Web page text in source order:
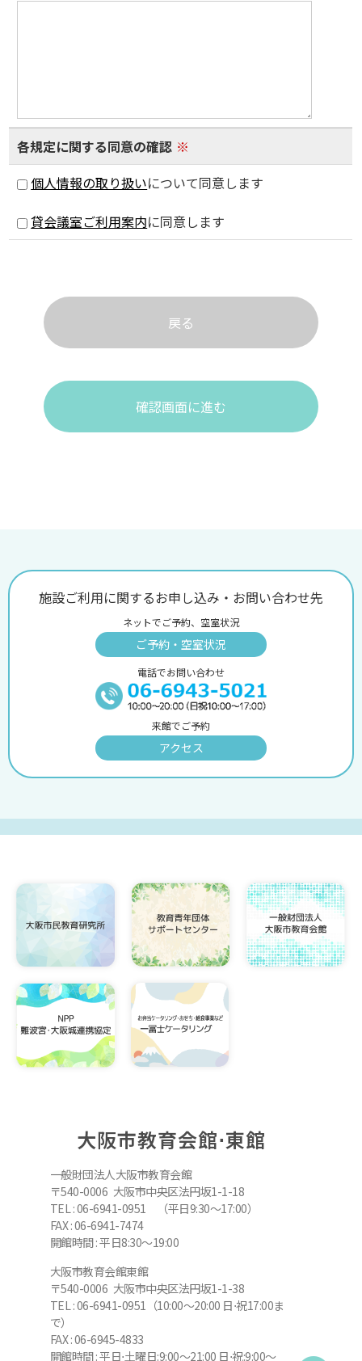
各規定に関する同意の確認 ※
個人情報の取り扱いについて同意します
貸会議室ご利用案内に同意します
戻る
確認画面に進む
施設ご利用に関するお申し込み・お問い合わせ先
ネットでご予約、空室状況
ご予約・空室状況
電話でお問い合わせ
来館でご予約
アクセス
大阪市教育会館⋅東館
一般財団法人大阪市教育会館
〒540-0006 大阪市中央区法円坂1-1-18
TEL : 06-6941-0951 （平日9:30～17:00）
FAX : 06-6941-7474
開館時間 : 平日8:30～19:00
大阪市教育会館東館
〒540-0006 大阪市中央区法円坂1-1-38
TEL : 06-6941-0951（10:00～20:00 日⋅祝17:00ま
で）
FAX : 06-6945-4833
開館時間 : 平日⋅土曜日:9:00～21:00 日⋅祝:9:00～